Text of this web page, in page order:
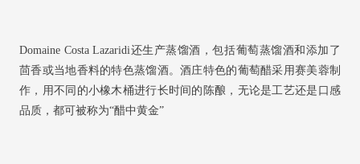
Domaine Costa Lazaridi还生产蒸馏酒，包括葡萄蒸馏酒和添加了
茴香或当地香料的特色蒸馏酒。酒庄特色的葡萄醋采用赛美蓉制
作，用不同的小橡木桶进行长时间的陈酿，无论是工艺还是口感
品质，都可被称为“醋中黄金”